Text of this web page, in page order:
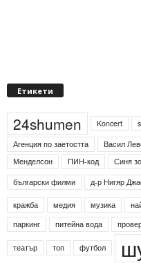
Етикети
24shumen Koncert
Агенция по заетостта
Васил
Менделсон
ПИН-код Синя
български филми
д-р Нигяр
кражба медия музика
паркинг питейна вода
театър топ футбол